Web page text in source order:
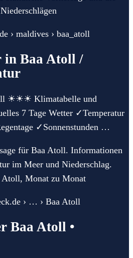
› maldives › baa_atoll
in Baa Atoll /
☀☀☀ Klimatabelle und
7 Tage Wetter ✓Temperatur
✓Sonnenstunden …
für Baa Atoll. Informationen
im Meer und Niederschlag.
Monat zu Monat
› … › Baa Atoll
Baa Atoll •